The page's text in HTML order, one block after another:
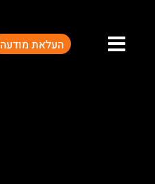
העלאת מודעה